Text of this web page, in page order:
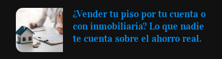
¿Vender tu piso por tu cuenta o
con inmobiliaria? Lo que nadie
te cuenta sobre el ahorro real.